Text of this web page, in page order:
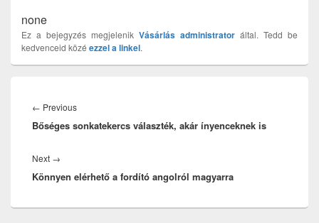
none
Ez a bejegyzés megjelenik Vásárlás administrator által. Tedd be
kedvenceid közé ezzel a linkel.
navigáció
← PreviousPrevious
post:
Bőséges sonkatekercs választék, akár ínyenceknek is
Next →
post:
Könnyen elérhető a fordító angolról magyarra